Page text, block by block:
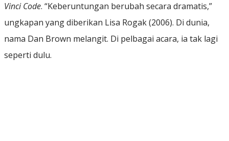
Vinci Code. “Keberuntungan berubah secara dramatis,”
ungkapan yang diberikan Lisa Rogak (2006). Di dunia,
nama Dan Brown melangit. Di pelbagai acara, ia tak lagi
seperti dulu.